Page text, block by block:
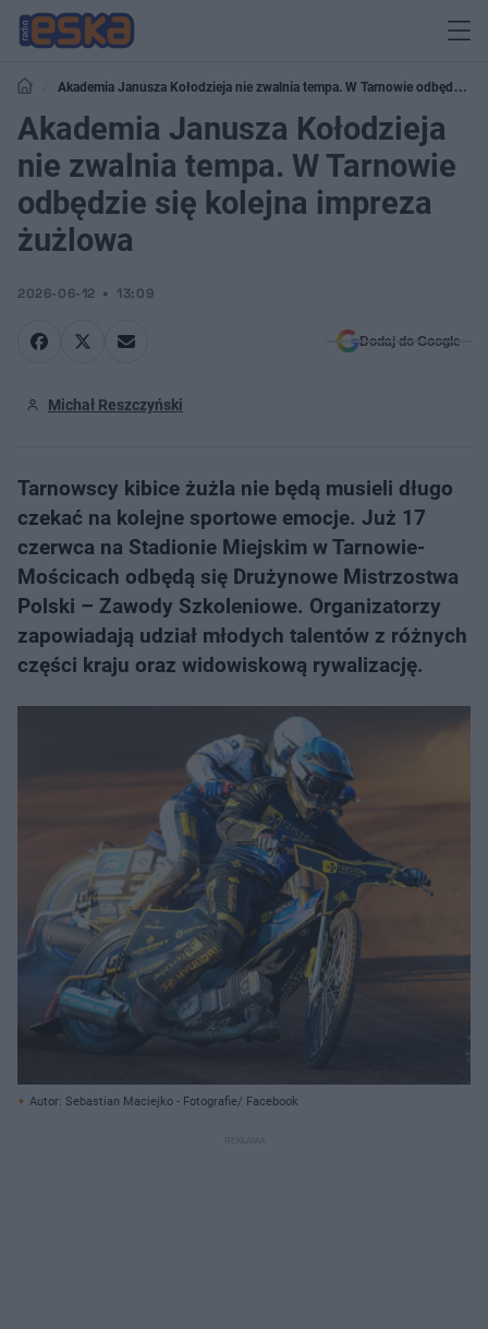
Akademia Janusza Kołodzieja nie zwalnia tempa. W Tarnowie odbędzie
się kolejna impreza żużlowa
Akademia Janusza Kołodzieja
nie zwalnia tempa. W Tarnowie
odbędzie się kolejna impreza
żużlowa
2026-06-12 13:09
Dodaj do Google
Michał Reszczyński
Tarnowscy kibice żużla nie będą musieli długo
czekać na kolejne sportowe emocje. Już 17
czerwca na Stadionie Miejskim w Tarnowie-
Mościcach odbędą się Drużynowe Mistrzostwa
Polski – Zawody Szkoleniowe. Organizatorzy
zapowiadają udział młodych talentów z różnych
części kraju oraz widowiskową rywalizację.
Autor: Sebastian Maciejko - Fotografie/ Facebook